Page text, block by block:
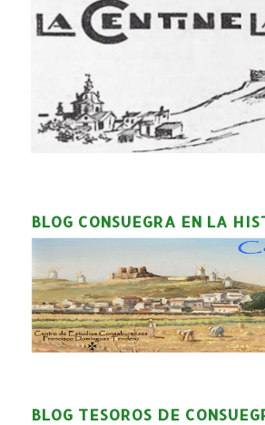
BLOG CONSUEGRA EN LA
BLOG TESOROS DE